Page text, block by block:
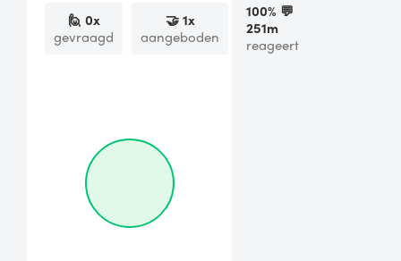
🙋 0x
gevraagd
🤝1x
aangeboden
100% 💬
251m
reageert